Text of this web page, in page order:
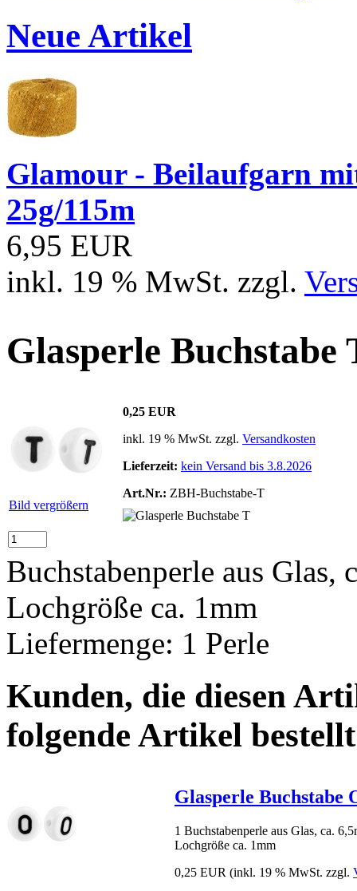
Neue Artikel
Glamour - Beilaufgarn
25g/115m
6,95 EUR
inkl. 19 % MwSt. zzgl.
Glasperle Buchstabe
Bild vergrößern
0,25 EUR
inkl. 19 % MwSt. zzgl. Versandkosten
Lieferzeit: kein Versand bis 3.8.2026
Art.Nr.: ZBH-Buchstabe-T
Buchstabenperle aus Glas,
Lochgröße ca. 1mm
Liefermenge: 1 Perle
Kunden, die diesen
folgende Artikel
Glasperle Buchstabe
1 Buchstabenperle aus Glas, ca.
Lochgröße ca. 1mm
0,25 EUR (inkl. 19 % MwSt. zzgl.